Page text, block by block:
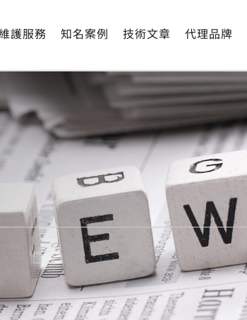
護服務 知名案例 技術文章 代理品牌